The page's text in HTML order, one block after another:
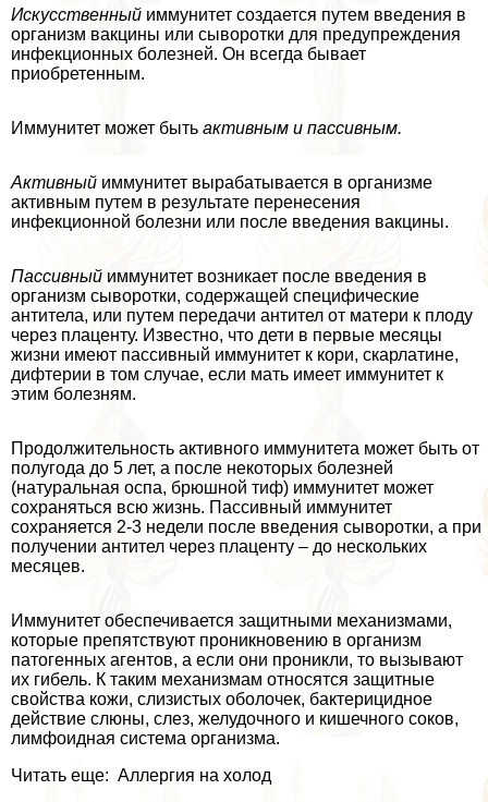
Искусственный иммунитет создается путем введения в
организм вакцины или сыворотки для предупреждения
инфекционных болезней. Он всегда бывает
приобретенным.
Иммунитет может быть активным и пассивным.
Активный иммунитет выpaбатывается в организме
активным путем в результате перенесения
инфекционной болезни или после введения вакцины.
Пассивный иммунитет возникает после введения в
организм сыворотки, содержащей специфические
антитела, или путем передачи антител от матери к плоду
через плаценту. Известно, что дети в первые месяцы
жизни имеют пассивный иммунитет к кори, скарлатине,
дифтерии в том случае, если мать имеет иммунитет к
этим болезням.
Продолжительность активного иммунитета может быть от
полугода до 5 лет, а после некоторых болезней
(натуральная оспа, брюшной тиф) иммунитет может
сохраняться всю жизнь. Пассивный иммунитет
сохраняется 2-3 недели после введения сыворотки, а при
получении антител через плаценту – до нескольких
месяцев.
Иммунитет обеспечивается защитными механизмами,
которые препятствуют проникновению в организм
патогенных агентов, а если они проникли, то вызывают
их гибель. К таким механизмам относятся защитные
свойства кожи, слизистых оболочек, бактерицидное
действие слюны, слез, желудочного и кишечного соков,
лимфоидная система организма.
Читать еще: Аллергия на холод